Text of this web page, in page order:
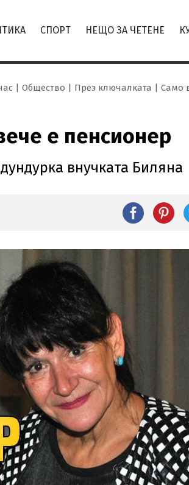
СПОРТ НЕЩО ЗА ЧЕТЕНЕ
Общество През ключалката Само
е пенсионер
внучката Биляна